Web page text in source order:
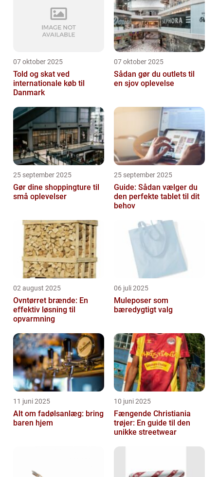
07 oktober 2025
Told og skat ved
internationale køb til
Danmark
07 oktober 2025
Sådan gør du outlets til
en sjov oplevelse
25 september 2025
Gør dine shoppingture til
små oplevelser
25 september 2025
Guide: Sådan vælger du
den perfekte tablet til dit
behov
02 august 2025
Ovntørret brænde: En
effektiv løsning til
opvarmning
06 juli 2025
Muleposer som
bæredygtigt valg
11 juni 2025
Alt om fadølsanlæg: bring
baren hjem
10 juni 2025
Fængende Christiania
trøjer: En guide til den
unikke streetwear